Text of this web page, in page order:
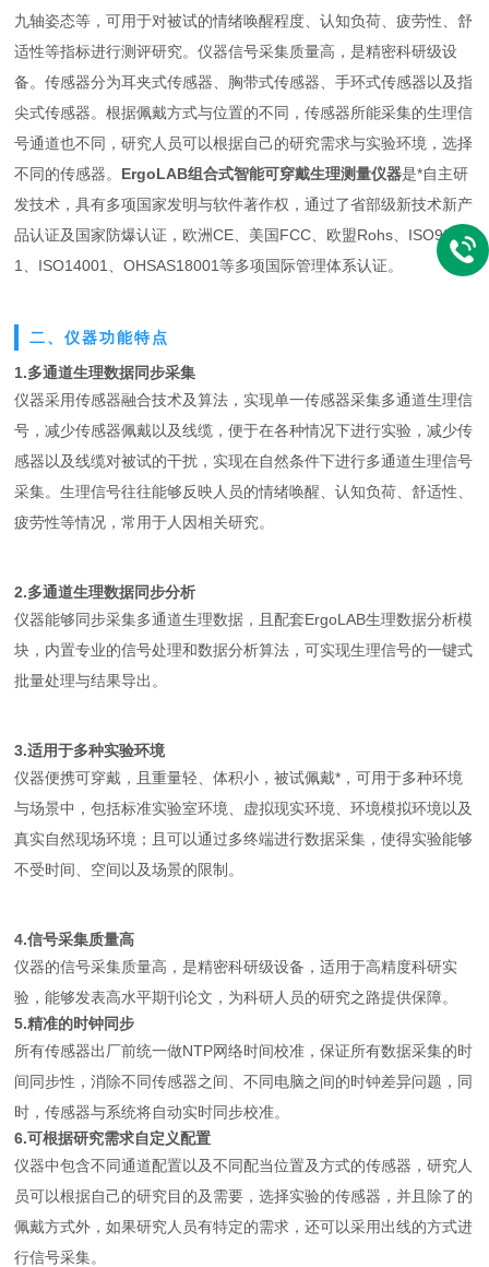
九轴姿态等，可用于对被试的情绪唤醒程度、认知负荷、疲劳性、舒
适性等指标进行测评研究。仪器信号采集质量高，是精密科研级设
备。传感器分为耳夹式传感器、胸带式传感器、手环式传感器以及指
尖式传感器。根据佩戴方式与位置的不同，传感器所能采集的生理信
号通道也不同，研究人员可以根据自己的研究需求与实验环境，选择
不同的传感器。 ErgoLAB组合式智能可穿戴生理测量仪器是*自主研
发技术，具有多项国家发明与软件著作权，通过了省部级新技术新产
品认证及国家防爆认证，欧洲CE、美国FCC、欧盟Rohs、ISO900
1、ISO14001、OHSAS18001等多项国际管理体系认证。
二、仪器功能特点
1.多通道生理数据同步采集
仪器采用传感器融合技术及算法，实现单一传感器采集多通道生理信
号，减少传感器佩戴以及线缆，便于在各种情况下进行实验，减少传
感器以及线缆对被试的干扰，实现在自然条件下进行多通道生理信号
采集。生理信号往往能够反映人员的情绪唤醒、认知负荷、舒适性、
疲劳性等情况，常用于人因相关研究。
2.多通道生理数据同步分析
仪器能够同步采集多通道生理数据，且配套ErgoLAB生理数据分析模
块，内置专业的信号处理和数据分析算法，可实现生理信号的一键式
批量处理与结果导出。
3.适用于多种实验环境
仪器便携可穿戴，且重量轻、体积小，被试佩戴*，可用于多种环境
与场景中，包括标准实验室环境、虚拟现实环境、环境模拟环境以及
真实自然现场环境；且可以通过多终端进行数据采集，使得实验能够
不受时间、空间以及场景的限制。
4.信号采集质量高
仪器的信号采集质量高，是精密科研级设备，适用于高精度科研实
验，能够发表高水平期刊论文，为科研人员的研究之路提供保障。
5.精准的时钟同步
所有传感器出厂前统一做NTP网络时间校准，保证所有数据采集的时
间同步性，消除不同传感器之间、不同电脑之间的时钟差异问题，同
时，传感器与系统将自动实时同步校准。
6.可根据研究需求自定义配置
仪器中包含不同通道配置以及不同配当位置及方式的传感器，研究人
员可以根据自己的研究目的及需要，选择实验的传感器，并且除了的
佩戴方式外，如果研究人员有特定的需求，还可以采用出线的方式进
行信号采集。